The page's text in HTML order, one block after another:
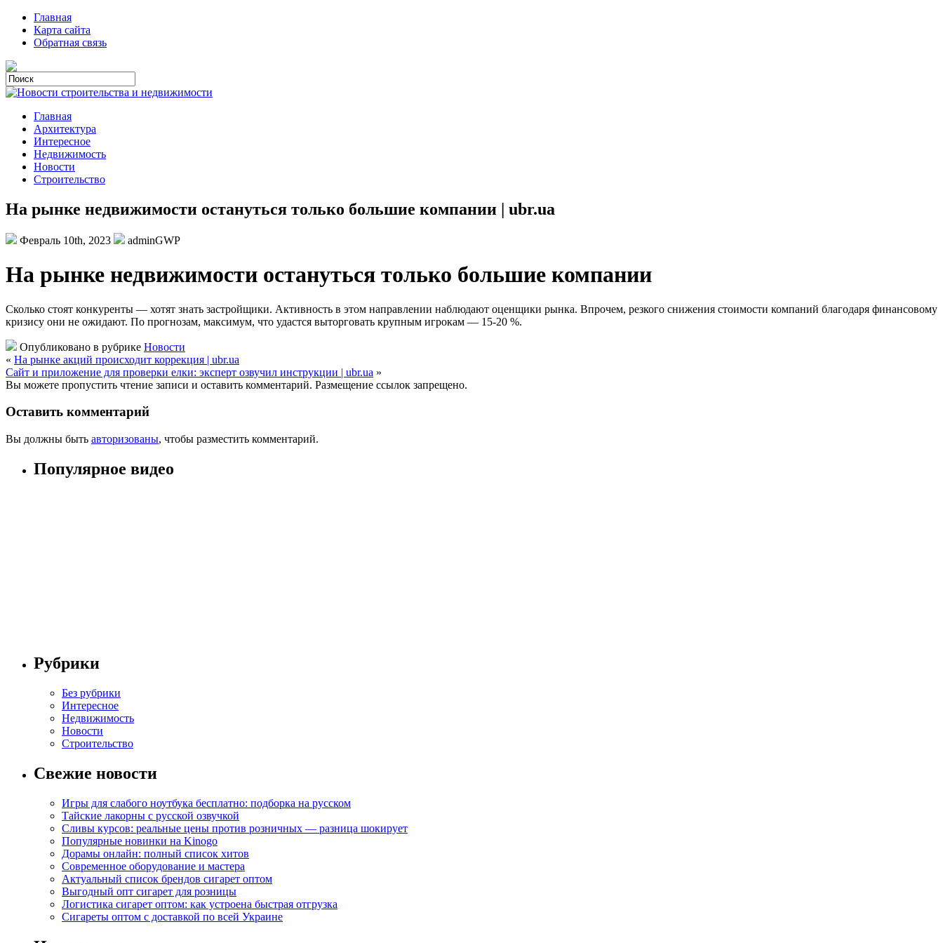
Главная
Карта сайта
Обратная связь
Главная
Архитектура
Интересное
Недвижимость
Новости
Строительство
На рынке недвижимости остануться только большие компании | ubr.ua
Февраль 10th, 2023 adminGWP
Нa рынке недвижимости остануться только большие компании
Сколько стоят конкуренты — хотят знать застройщики. Активность в этом направлении наблюдают оценщики рынка. Впрочем, резкого снижения стоимости компаний благодаря финансовому
кризису они не ожидают. По прогнозам, максимум, что удастся выторговать крупным игрокам — 15-20 %.
Опубликовано в рубрике Новости
« На рынке акций происходит коррекция | ubr.ua
Сайт и приложение для проверки елки: эксперт озвучил инструкции | ubr.ua »
Вы можете пропустить чтение записи и оставить комментарий. Размещение ссылок запрещено.
Оставить комментарий
Вы должны быть авторизованы, чтобы разместить комментарий.
Популярное видео
Рубрики
Без рубрики
Интересное
Недвижимость
Новости
Строительство
Свежие новости
Игры для слабого ноутбука бесплатно: подборка на русском
Тайские лакорны с русской озвучкой
Сливы курсов: реальные цены против розничных — разница шокирует
Популярные новинки на Kinogo
Дорамы онлайн: полный список хитов
Современное оборудование и мастера
Актуальный список брендов сигарет оптом
Выгодный опт сигарет для розницы
Логистика сигарет оптом: как устроена быстрая отгрузка
Сигареты оптом с доставкой по всей Украине